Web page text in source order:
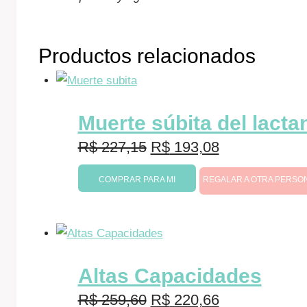
Productos relacionados
Muerte súbita del
R$227,15 El
precio
era:
R$193,08El
precio
actual
COMPRAR PARA MI REGALAR A OTRA
Altas Capacidades
R$259,60 El
R$220,66El